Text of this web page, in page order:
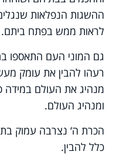
ההשגות הנפלאות
לראות ממש בפתח ביתם.
גם המוני העם התאספו
רעהו להבין את עומק
מנהיג את העולם במידה
ומנהיג העולם.
הכרת ה‘ נצרבה עמוק
כלל להבין.